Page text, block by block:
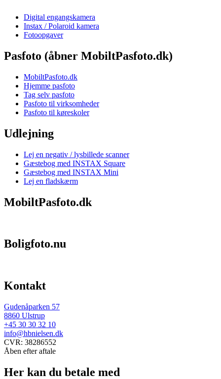
Digital engangskamera
Instax / Polaroid kamera
Fotoopgaver
Pasfoto (åbner MobiltPasfoto.dk)
MobiltPasfoto.dk
Hjemme pasfoto
Tag selv pasfoto
Pasfoto til virksomheder
Pasfoto til køreskoler
Udlejning
Lej en negativ / lysbillede scanner
Gæstebog med INSTAX Square
Gæstebog med INSTAX Mini
Lej en fladskærm
MobiltPasfoto.dk
Boligfoto.nu
Kontakt
Gudenåparken 57
8860 Ulstrup
+45 30 30 32 10
info@hbnielsen.dk
CVR: 38286552
Åben efter aftale
Her kan du betale med